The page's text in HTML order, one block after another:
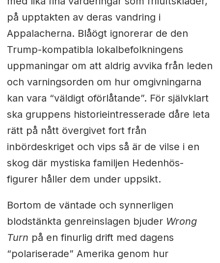
på upptakten av deras vandring i
Appalacherna. Blåögt ignorerar de den
Trump-kompatibla lokalbefolkningens
uppmaningar om att aldrig avvika från leden
och varningsorden om hur omgivningarna
kan vara “väldigt oförlåtande”. För självklart
ska gruppens historieintresserade dåre leta
rätt på nått övergivet fort från
inbördeskriget och vips så är de vilse i en
skog där mystiska familjen Hedenhös-
figurer håller dem under uppsikt.
Bortom de väntade och synnerligen
blodstänkta genreinslagen bjuder Wrong
Turn på en finurlig drift med dagens
“polariserade” Amerika genom hur